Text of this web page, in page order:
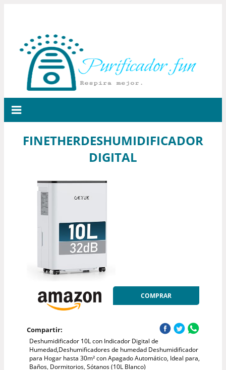
FINETHERDESHUMIDIFICADOR
DIGITAL
COMPRAR
Compartir:
Deshumidificador 10L con Indicador Digital de
Humedad,Deshumificadores de humedad Deshumidificador
para Hogar hasta 30m² con Apagado Automático, Ideal para,
Baños, Dormitorios, Sótanos (10L Blanco)